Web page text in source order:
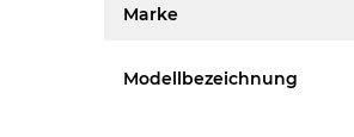
Marke
Modellbezeichnung